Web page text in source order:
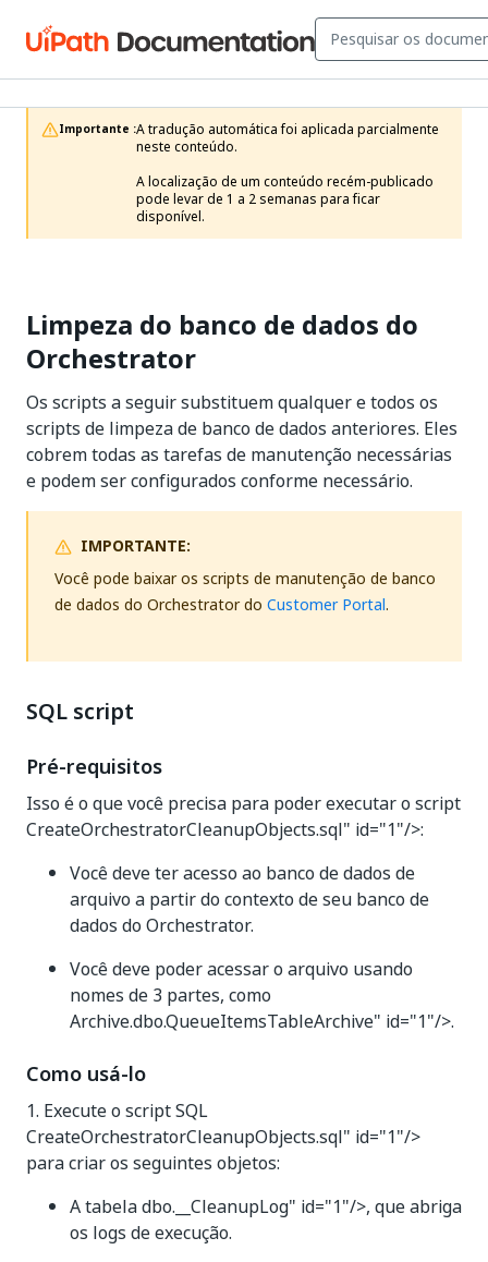
Importante :A tradução automática foi aplicada parcialmente
neste conteúdo.
A localização de um conteúdo recém-publicado
pode levar de 1 a 2 semanas para ficar
disponível.
Limpeza do banco de dados do
Orchestrator
Os scripts a seguir substituem qualquer e todos os
scripts de limpeza de banco de dados anteriores. Eles
cobrem todas as tarefas de manutenção necessárias
e podem ser configurados conforme necessário.
IMPORTANTE:
Você pode baixar os scripts de manutenção de banco
de dados do Orchestrator do Customer Portal.
SQL script
Pré-requisitos
Isso é o que você precisa para poder executar o script
CreateOrchestratorCleanupObjects.sql" id="1"/>:
Você deve ter acesso ao banco de dados de
arquivo a partir do contexto de seu banco de
dados do Orchestrator.
Você deve poder acessar o arquivo usando
nomes de 3 partes, como
Archive.dbo.QueueItemsTableArchive" id="1"/>.
Como usá-lo
1. Execute o script SQL
CreateOrchestratorCleanupObjects.sql" id="1"/>
para criar os seguintes objetos:
A tabeladbo.__CleanupLog" id="1"/>, que abriga
os logs de execução.